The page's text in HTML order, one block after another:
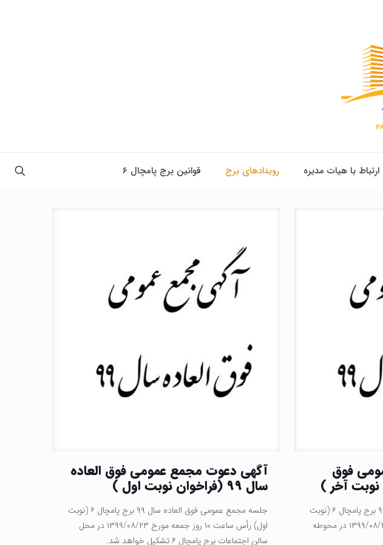
ارتباط با هیات مدیره رویدادهای برج قوانین برج پامچال ۶
فوق
جلسه مجمع عمومی فوق العاده سال ۹۹ برج پامچال ۶ (نوبت
آخر) رأس ساعت ۱۱ روز جمعه مورخ ۱۳۹۹/۰۸/۳۰ در محوطه
آگهی دعوت مجمع عمومی فوق العاده
سال ۹۹ (فراخوان نوبت اول )
جلسه مجمع عمومی فوق العاده سال ۹۹ برج پامچال ۶ (نوبت
اول) رأس ساعت ۱۰ روز جمعه مورخ ۱۳۹۹/۰۸/۲۳ در محل
سالن اجتماعات برج پامچال ۶ تشکیل خواهد شد.